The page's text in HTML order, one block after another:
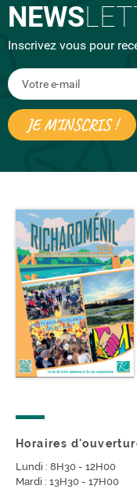
NEWS
Inscrivez vous pour
Horaires
Lundi : 8H30 - 12H00
Mardi : 13H30 - 17H00